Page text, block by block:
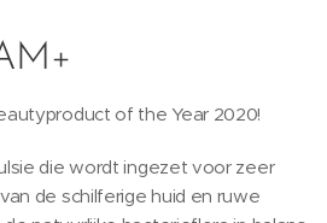
of the Year 2020!
die wordt ingezet voor zeer
de schilferige huid en ruwe